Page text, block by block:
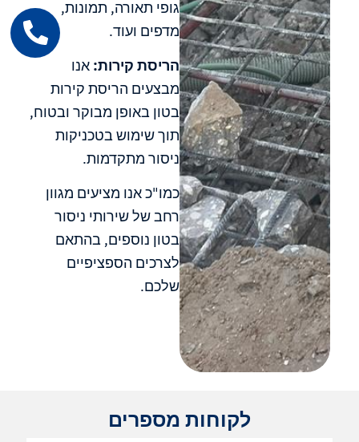
גופי תאורה, תמונות,
מדפים ועוד.
הריסת קירות: אנו
מבצעים הריסת קירות
בטון באופן מבוקר ובטוח,
תוך שימוש בטכניקות
ניסור מתקדמות.
כמו"כ אנו מציעים מגוון
רחב של שירותי ניסור
בטון נוספים, בהתאם
לצרכים הספציפיים
שלכם.
לקוחות מספרים